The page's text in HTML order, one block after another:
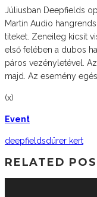
Júliusban Deepfields
Martin Audio
titeket. Zeneileg kicsit
első felében a dubos
páros vezényletével.
majd. Az esemény
(x)
Event
deepfieldsdürer kert
RELATED